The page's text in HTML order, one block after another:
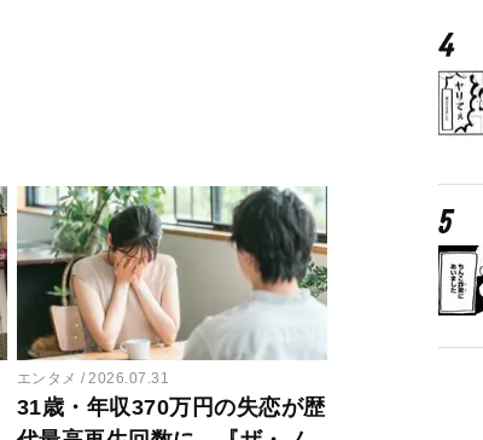
エンタメ 2026.07.31
31歳・年収370万円の失恋が歴